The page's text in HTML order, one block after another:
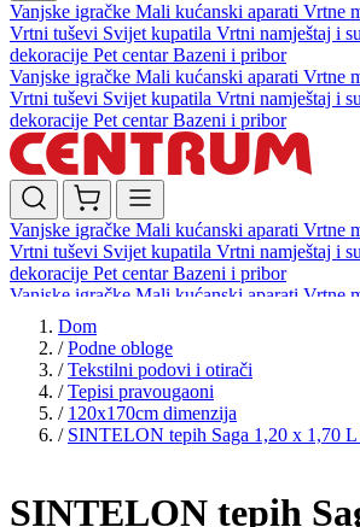
Vanjske igračke Mali kućanski aparati Vrtne
Vrtni tuševi Svijet kupatila Vrtni namještaj i
dekoracije Pet centarBazeni i pribor
Vanjske igračke Mali kućanski aparati Vrtne
Vrtni tuševi Svijet kupatila Vrtni namještaj i
dekoracije Pet centarBazeni i pribor
Vanjske igračke Mali kućanski aparati Vrtne
Vrtni tuševi Svijet kupatila Vrtni namještaj i
dekoracije Pet centarBazeni i pribor
Vanjske igračke Mali kućanski aparati Vrtne
Vrtni tuševi
dekoracijePet centar
Dom
/ Podne obloge
/ Tekstilni podovi i otirači
/ Tepisi pravougaoni
/ 120x170cm dimenzija
/ SINTELON tepih Saga 1,20 x 1,70
SINTELON tepih